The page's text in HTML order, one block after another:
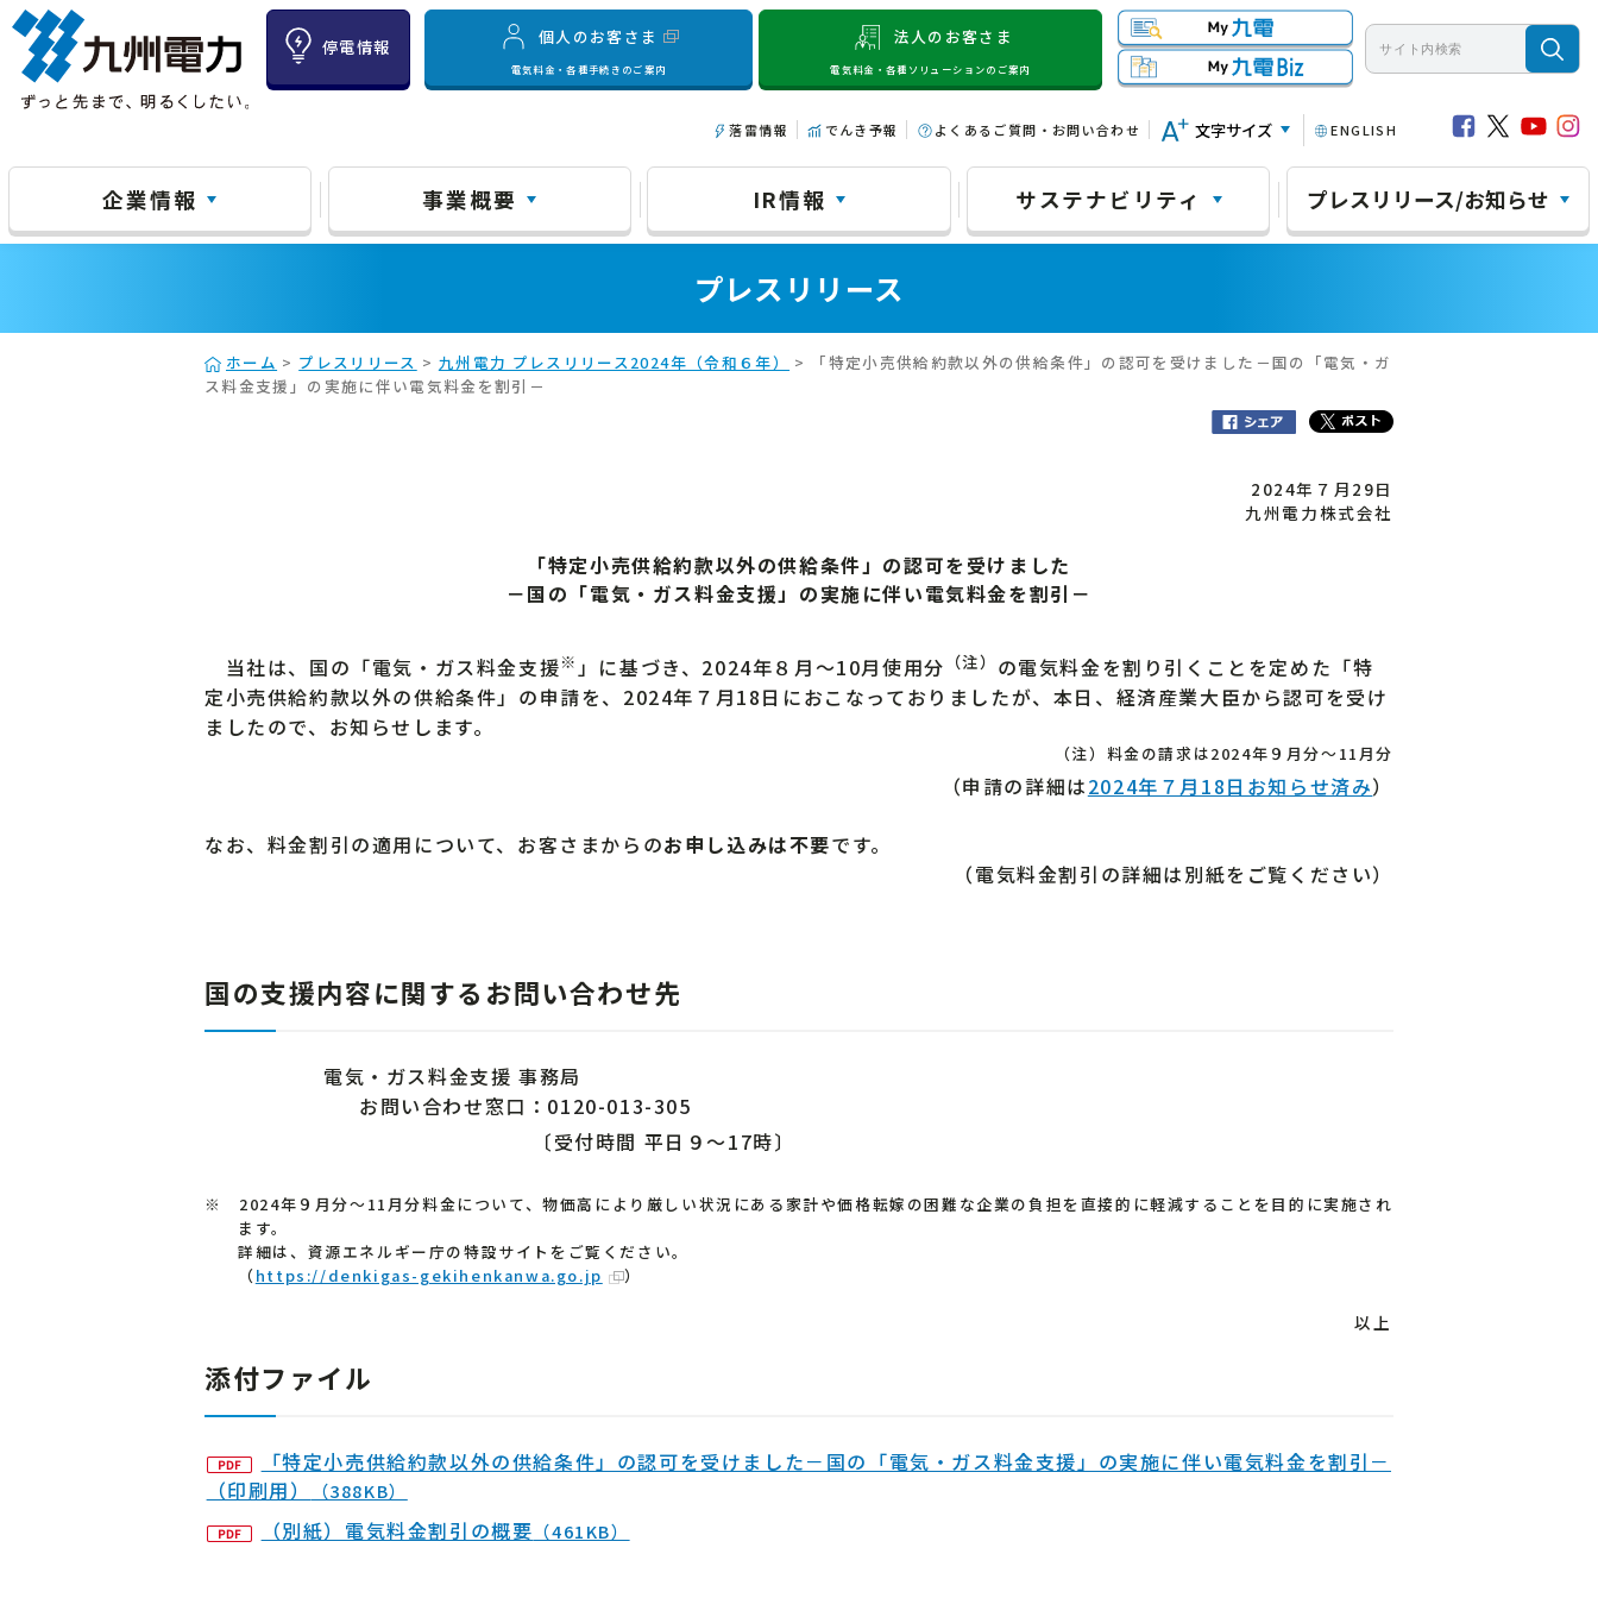
停電情報
個人のお客さま
電気料金・各種手続きのご案内
法人のお客さま
電気料金・各種ソリューションのご案内
落雷情報 でんき予報 よくあるご質問・お問い合わせ 文字サイズ ENGLISH
企業情報 事業概要 IR情報 サステナビリティ プレスリリース/お知らせ
プレスリリース
ホーム > プレスリリース > 九州電力 プレスリリース2024年（令和６年）
> 「特定小売供給約款以外の供給条件」の認可を受けました－国の「電気・ガ
ス料金支援」の実施に伴い電気料金を割引－
2024年７月29日
九州電力株式会社
「特定小売供給約款以外の供給条件」の認可を受けました
－国の「電気・ガス料金支援」の実施に伴い電気料金を割引－
当社は、国の「電気・ガス料金支援※」に基づき、2024年８月～10月使用分 （注） の電気料金を割り引くことを定めた「特
定小売供給約款以外の供給条件」の申請を、2024年７月18日におこなっておりましたが、本日、経済産業大臣から認可を受け
ましたので、お知らせします。
（注）料金の請求は2024年９月分～11月分
（申請の詳細は2024年７月18日お知らせ済み）
なお、料金割引の適用について、お客さまからのお申し込みは不要です。
（電気料金割引の詳細は別紙をご覧ください）
国の支援内容に関するお問い合わせ先
電気・ガス料金支援 事務局
お問い合わせ窓口： 0120-013-305
〔受付時間 平日９～17時〕
※ 2024年９月分～11月分料金について、物価高により厳しい状況にある家計や価格転嫁の困難な企業の負担を直接的に軽減することを目的に実施され
ます。
詳細は、資源エネルギー庁の特設サイトをご覧ください。
（https://denkigas-gekihenkanwa.go.jp ）
以上
添付ファイル
「特定小売供給約款以外の供給条件」の認可を受けました－国の「電気・ガス料金支援」の実施に伴い電気料金を割引－
（印刷用）
（388KB）
（別紙）電気料金割引の概要 （461KB）